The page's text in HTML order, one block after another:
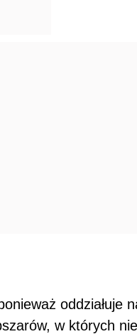
oddziałuje
w których nie